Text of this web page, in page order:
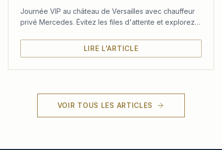
Journée VIP au château de Versailles avec chauffeur
privé Mercedes. Évitez les files d'attente et explorez
LIRE L'ARTICLE
VOIR TOUS LES ARTICLES